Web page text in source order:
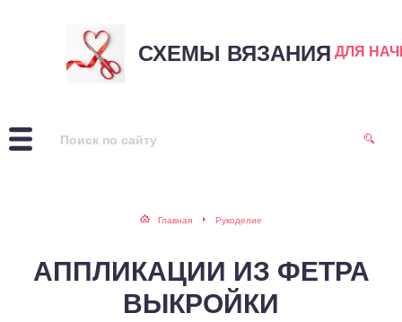
СХЕМЫ ВЯЗАНИЯ ДЛЯ
Главная Рукоделие
АППЛИКАЦИИ ИЗ ФЕТРА
ВЫКРОЙКИ